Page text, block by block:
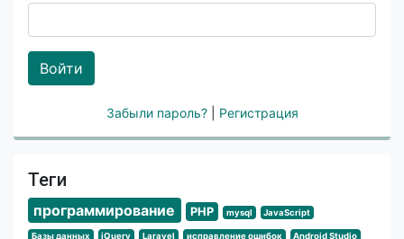
Войти
Забыли пароль? Регистрация
Теги
программирование PHP mysql JavaScript
Базы данных jQuery Laravel исправление ошибок Android Studio